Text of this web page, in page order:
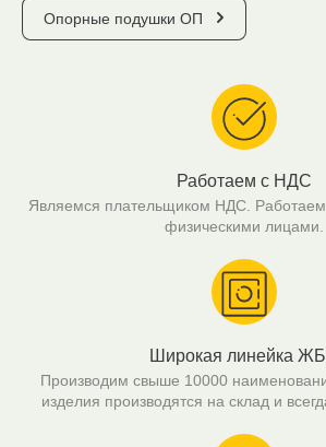
Опорные подушки ОП
Работаем с НДС
Являемся плательщиком НДС.
физическими лицами.
Широкая линейка
Производим свыше 10000
изделия производятся на склад и